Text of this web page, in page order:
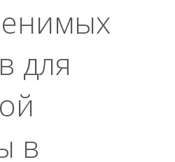
для
в